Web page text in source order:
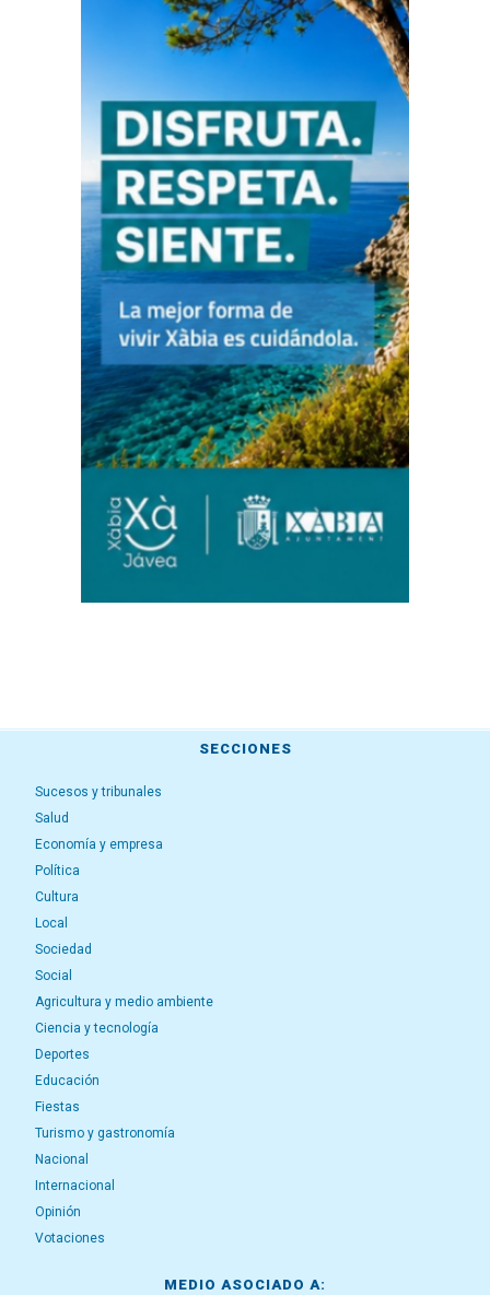
SECCIONES
Sucesos y tribunales
Salud
Economía y empresa
Política
Cultura
Local
Sociedad
Social
Agricultura y medio ambiente
Ciencia y tecnología
Deportes
Educación
Fiestas
Turismo y gastronomía
Nacional
Internacional
Opinión
Votaciones
MEDIO ASOCIADO A: